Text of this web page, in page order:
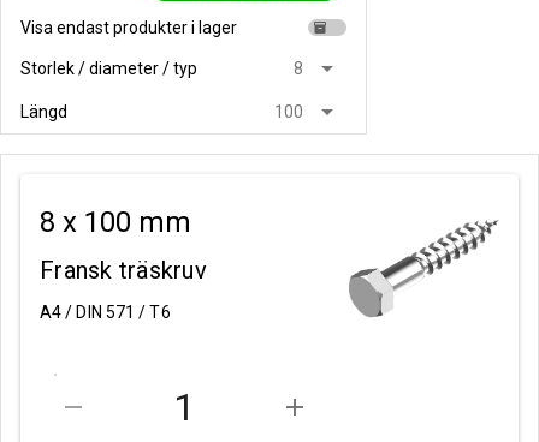
Visa endast produkter i lager inventory
Storlek / diameter / typ 8 arrow_drop_down
Längd 100 arrow_drop_down
8 x 100 mm
Fransk träskruv
A4 / DIN 571 / T6
remove add